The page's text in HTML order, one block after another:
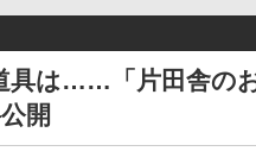
具は……「片田舎の
開